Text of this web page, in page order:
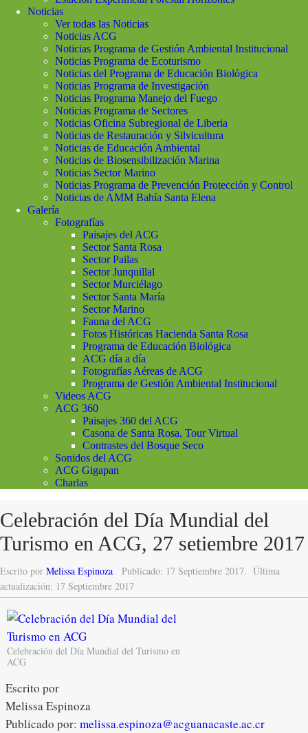
Noticias
Ver todas las Noticias
Noticias ACG
Noticias Programa de Gestión Ambiental Institucional
Noticias Programa de Ecoturismo
Noticias del Programa de Educación Biológica
Noticias Programa de Investigación
Noticias Programa Manejo del Fuego
Noticias Programa de Sectores
Noticias Oficina Subregional de Liberia
Noticias de Restauración y Silvicultura
Noticias de Educación Ambiental
Noticias de Biosensibilización Marina
Noticias Sector Marino
Noticias Programa de Prevención Protección y Control
Noticias de AMM Bahía Santa Elena
Galería
Fotografías
Paisajes del ACG
Sector Santa Rosa
Sector Pailas
Sector Junquillal
Sector Murciélago
Sector Santa María
Sector Marino
Fauna del ACG
Fotos Históricas Hacienda Santa Rosa
Programa de Educación Biológica
ACG día a día
Fotografías Aéreas de ACG
Programa de Gestión Ambiental Institucional
Videos ACG
ACG 360
Paisajes 360 del ACG
Casona de Santa Rosa, Tour Virtual
Contrastes del Bosque Seco
Sonidos del ACG
ACG Gigapan
Charlas
Celebración del Día Mundial del
Turismo en ACG, 27 setiembre 2017
Escrito por Melissa Espinoza Publicado: 17 Septiembre 2017. Última
actualización: 17 Septiembre 2017
Celebración del Día Mundial del Turismo en
ACG
Escrito por
Melissa Espinoza
Publicado por: melissa.espinoza@acguanacaste.ac.cr